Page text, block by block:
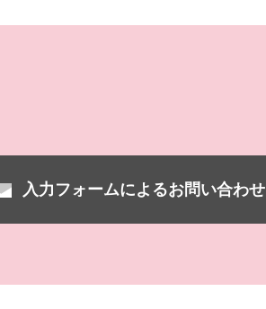
入力フォームによるお問い合わせ